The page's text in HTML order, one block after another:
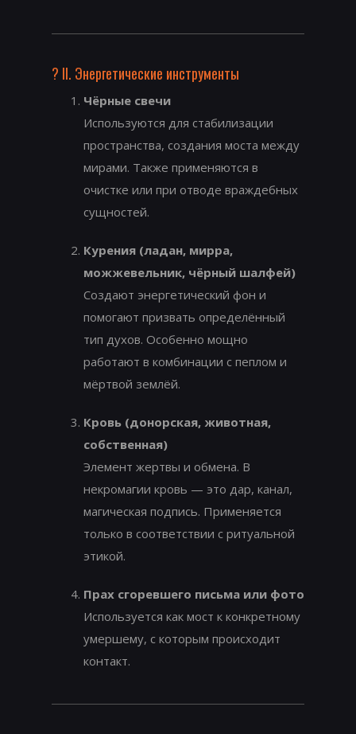
?️ II. Энергетические инструменты
Чёрные свечи
Используются для стабилизации
пространства, создания моста между
мирами. Также применяются в
очистке или при отводе враждебных
сущностей.
Курения (ладан, мирра,
можжевельник, чёрный шалфей)
Создают энергетический фон и
помогают призвать определённый
тип духов. Особенно мощно
работают в комбинации с пеплом и
мёртвой землёй.
Кровь (донорская, животная,
собственная)
Элемент жертвы и обмена. В
некромагии кровь — это дар, канал,
магическая подпись. Применяется
только в соответствии с ритуальной
этикой.
Прах сгоревшего письма или фото
Используется как мост к конкретному
умершему, с которым происходит
контакт.